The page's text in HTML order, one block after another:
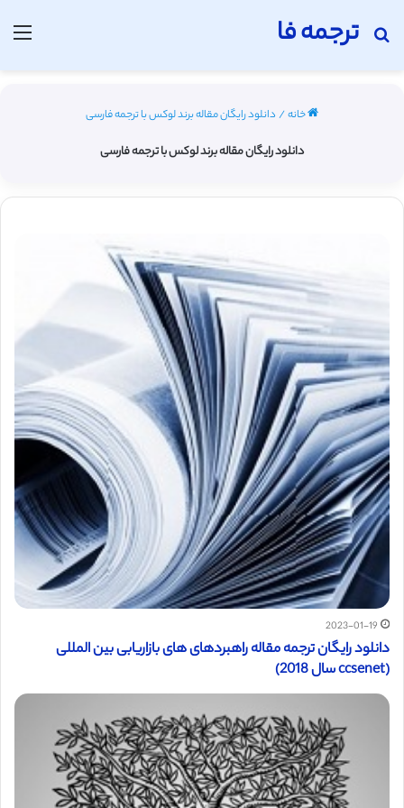
ترجمه فا
جستجو برای
خانه/ دانلود رایگان مقاله برند لوکس با ترجمه فارسی
دانلود رایگان مقاله برند لوکس با ترجمه فارسی
2023-01-19
دانلود رایگان ترجمه مقاله راهبردهای های بازاریابی بین المللی
(ccsenet سال 2018)